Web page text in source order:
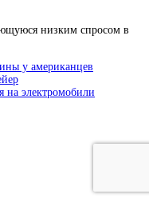
низким спросом в
у американцев
на электромобили